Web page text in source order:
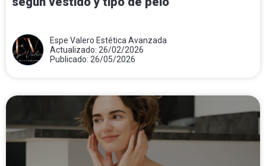
Espe Valero Estética Avanzada
Actualizado: 26/02/2026
Publicado: 26/05/2026